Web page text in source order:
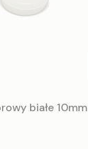
białe 10mm